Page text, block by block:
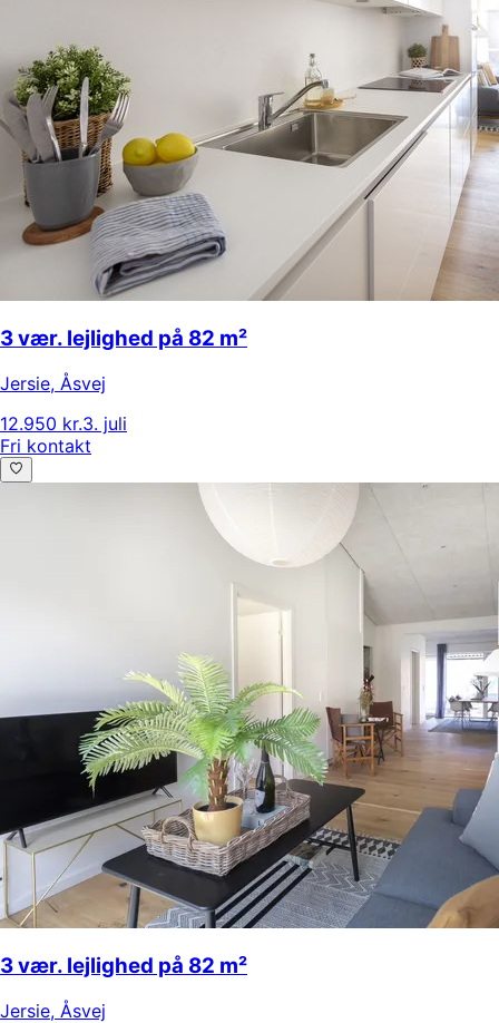
3 vær. lejlighed på 82 m²
Jersie, Åsvej
12.950 kr.3. juli
Fri kontakt
3 vær. lejlighed på 82 m²
Jersie, Åsvej